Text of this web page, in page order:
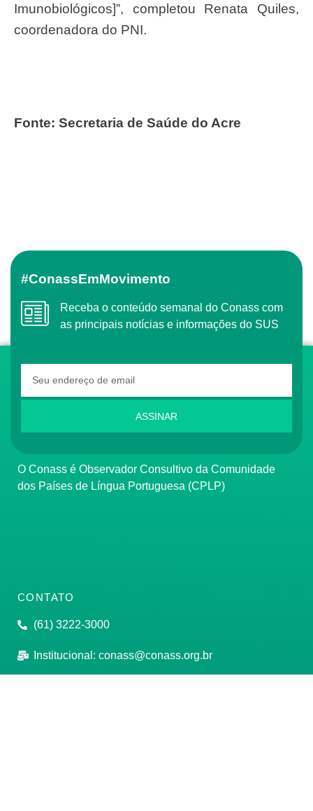
Imunobiológicos]”, completou Renata Quiles,
coordenadora do PNI.
Fonte: Secretaria de Saúde do Acre
#ConassEmMovimento
Receba o conteúdo semanal do Conass com
as principais notícias e informações do SUS
ASSINAR
O Conass é Observador Consultivo da Comunidade
dos Países de Língua Portuguesa (CPLP)
CONTATO
(61) 3222-3000
Institucional: conass@conass.org.br